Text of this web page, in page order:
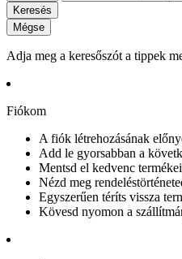
Keresés
Mégse
Adja meg a keresőszót a tippek
Fiókom
A fiók létrehozásának
Add le gyorsabban a
Mentsd el kedvenc
Nézd meg
Egyszerűen téríts vissza
Kövesd nyomon a